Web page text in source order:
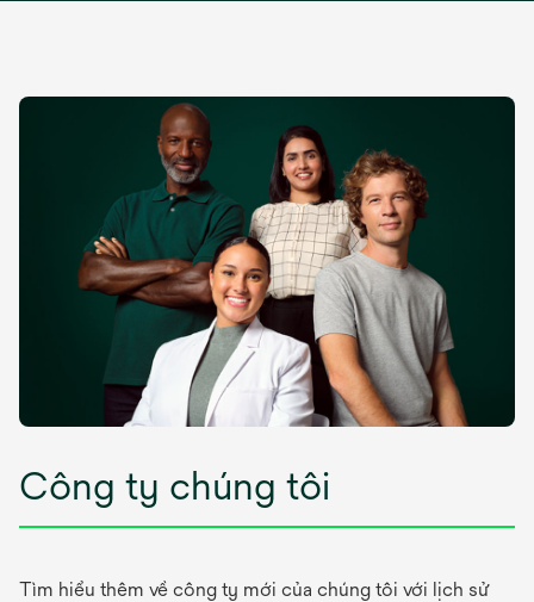
Công ty chúng tôi
Tìm hiểu thêm về công ty mới của chúng tôi với lịch sử